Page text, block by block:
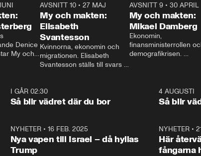
23:40
Denice
My och
AVSNITT 10 •27 MAJ
My och makten:
Elisabeth
Svantesson
Kvinnorna, ekonomin och
migrationen. Elisabeth
Svantesson ställs till svars
AVSNITT 9• 30 APRIL
My och makten:
Mikael Damberg
Ekonomin,
finansministerrollen
demografikrisen.
och Makten.
1:06
I GÅR 02:30
Så blir vädret där du bor
4 AUGUSTI
Så blir
NYHETER• 16 FEB. 2025
Nya vapen till Israel – då hyllas
Trump
NYHETER •
Här
fångarna